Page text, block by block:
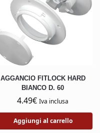
AGGANCIO FITLOCK HARD
BIANCO D. 60
4.49€ Iva inclusa
Aggiungi al carrello